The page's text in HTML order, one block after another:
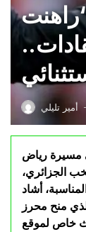
أمير تليلي
مسيرة رياض
رقم 100 مع المنتخب الجزائري،
أشاد
منح محرز
خاص لموقع